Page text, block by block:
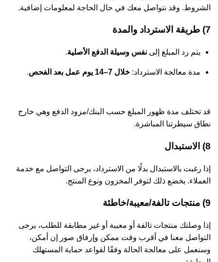
الشروط. وقد نتواصل معك في حال الحاجة لمعلومات إضافية.
7) طريقة الاسترداد والمدة
يتم رد المبلغ إلى نفس وسيلة الدفع الأصلية.
مدة معالجة الاسترداد: خلال 7–14 يوم عمل بعد الفحص .
قد تختلف مدة ظهور المبلغ حسب البنك/مزود الدفع وهي خارج
نطاق سيطرتنا المباشرة.
8) الاستبدال
إذا رغبت بالاستبدال بدلًا من الاسترداد، يرجى التواصل مع خدمة
العملاء. يخضع ذلك لتوفر المخزون ونوع المنتج.
9) منتجات تالفة/معيبة/خاطئة
إذا وصلتك منتجات تالفة أو معيبة أو غير مطابقة للطلب، يرجى
التواصل معنا في أقرب وقت ممكن وإرفاق صور إن أمكن،
وسنعمل على معالجة الحالة وفقًا لقواعد حماية المستهلك